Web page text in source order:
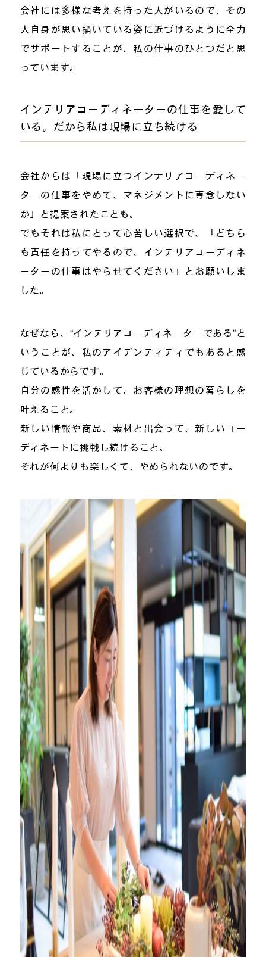
会社には多様な考えを持った人がいるので、その
人自身が思い描いている姿に近づけるように全力
でサポートすることが、私の仕事のひとつだと思
っています。
インテリアコーディネーターの仕事を愛して
いる。だから私は現場に立ち続ける
会社からは「現場に立つインテリアコーディネー
ターの仕事をやめて、マネジメントに専念しない
か」と提案されたことも。
でもそれは私にとって心苦しい選択で、「どちら
も責任を持ってやるので、インテリアコーディネ
ーターの仕事はやらせてください」とお願いしま
した。
なぜなら、“インテリアコーディネーターである”と
いうことが、私のアイデンティティでもあると感
じているからです。
自分の感性を活かして、お客様の理想の暮らしを
叶えること。
新しい情報や商品、素材と出会って、新しいコー
ディネートに挑戦し続けること。
それが何よりも楽しくて、やめられないのです。